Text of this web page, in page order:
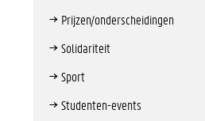
Prijzen/onderscheidingen
Solidariteit
Sport
Studenten-events